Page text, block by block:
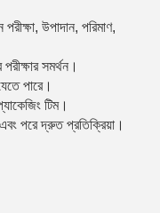
উপাদান, পরিমাণ,
সমর্থন।
পারে।
টিম।
পরে দ্রুত প্রতিক্রিয়া।